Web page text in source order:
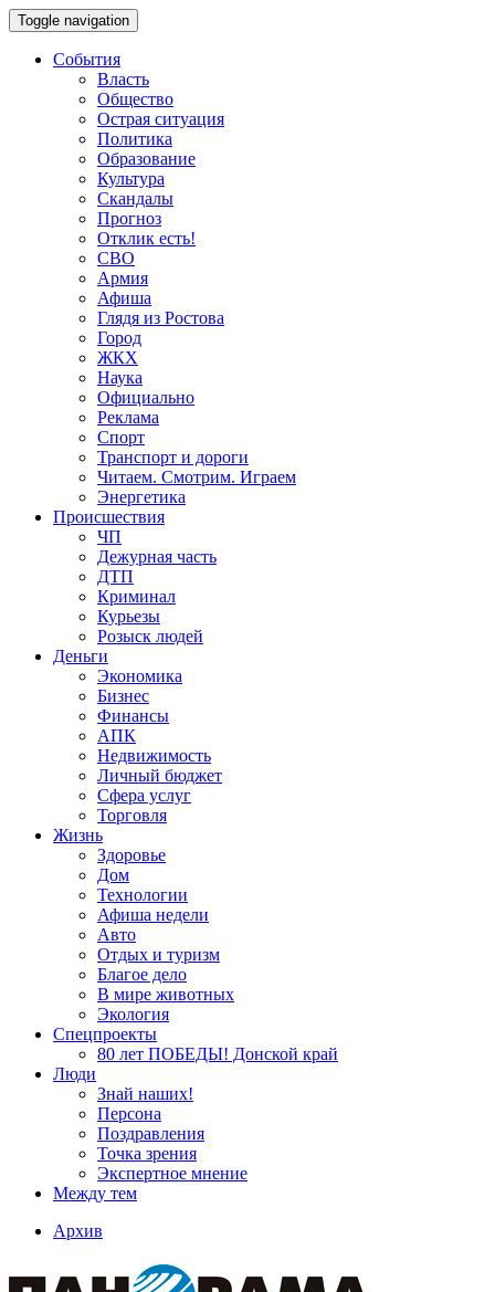
Toggle navigation
События
Власть
Общество
Острая ситуация
Политика
Образование
Культура
Скандалы
Прогноз
Отклик есть!
СВО
Армия
Афиша
Глядя из Ростова
Город
ЖКХ
Наука
Официально
Реклама
Спорт
Транспорт и дороги
Читаем. Смотрим. Играем
Энергетика
Происшествия
ЧП
Дежурная часть
ДТП
Криминал
Курьезы
Розыск людей
Деньги
Экономика
Бизнес
Финансы
АПК
Недвижимость
Личный бюджет
Сфера услуг
Торговля
Жизнь
Здоровье
Дом
Технологии
Афиша недели
Авто
Отдых и туризм
Благое дело
В мире животных
Экология
Спецпроекты
80 лет ПОБЕДЫ! Донской край
Люди
Знай наших!
Персона
Поздравления
Точка зрения
Экспертное мнение
Между тем
Архив